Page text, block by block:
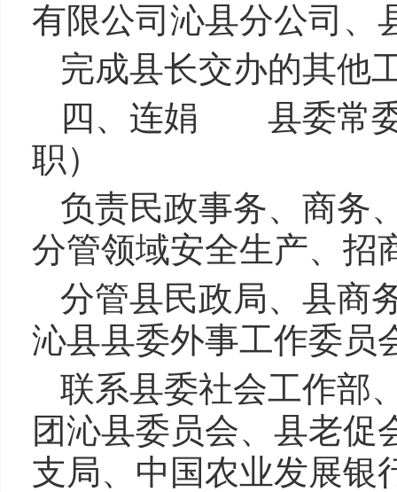
有限公司沁县分公司、
完成县长交办的其他
四、连娟 县委常委
职）
负责民政事务、商务
分管领域安全生产、招
分管县民政局、县商
沁县县委外事工作委员
联系县委社会工作部
团沁县委员会、县老促
支局、中国农业发展银